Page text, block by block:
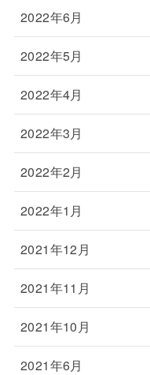
2022年6月
2022年5月
2022年4月
2022年3月
2022年2月
2022年1月
2021年12月
2021年11月
2021年10月
2021年6月